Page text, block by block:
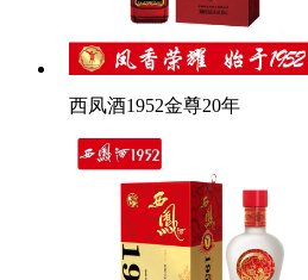
西凤酒1952金尊20年